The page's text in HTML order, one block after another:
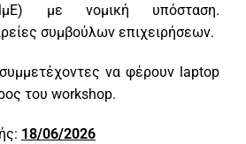
με νομική υπόσταση.
συμβούλων επιχειρήσεων.
να φέρουν laptop
του workshop.
18/06/2026